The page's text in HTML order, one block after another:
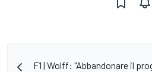
F1 | Wolff: "Abbandonare il